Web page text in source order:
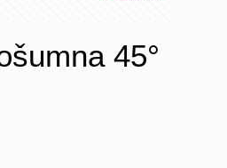
45°